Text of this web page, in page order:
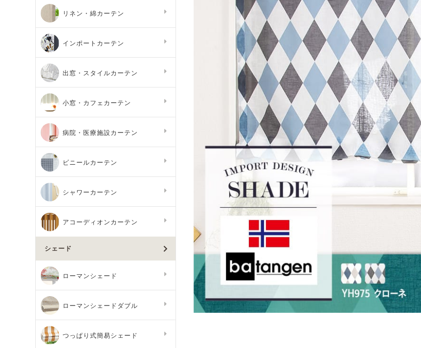
リネン・綿カーテン
インポートカーテン
出窓・スタイルカーテン
小窓・カフェカーテン
病院・医療施設カーテン
ビニールカーテン
シャワーカーテン
アコーディオンカーテン
シェード
ローマンシェード
ローマンシェードダブル
つっぱり式簡易シェード